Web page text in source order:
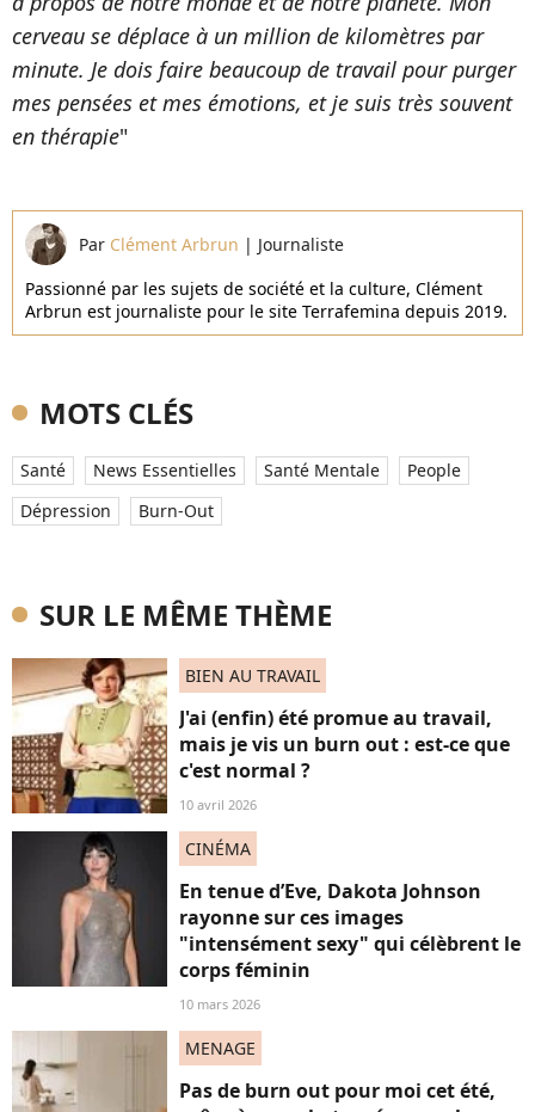
cerveau se déplace à un million de kilomètres par
minute. Je dois faire beaucoup de travail pour purger
mes pensées et mes émotions, et je suis très souvent
en thérapie"
Par Clément Arbrun | Journaliste
Passionné par les sujets de société et la culture, Clément
Arbrun est journaliste pour le site Terrafemina depuis 2019.
MOTS CLÉS
Santé News Essentielles Santé Mentale
People
Dépression
Burn-Out
SUR LE MÊME THÈME
BIEN AU TRAVAIL
J'ai (enfin) été promue au travail,
mais je vis un burn out : est-ce que
c'est normal ?
10 avril 2026
CINÉMA
En tenue d’Eve, Dakota Johnson
rayonne sur ces images
"intensément sexy" qui célèbrent le
corps féminin
10 mars 2026
MENAGE
Pas de burn out pour moi cet été,